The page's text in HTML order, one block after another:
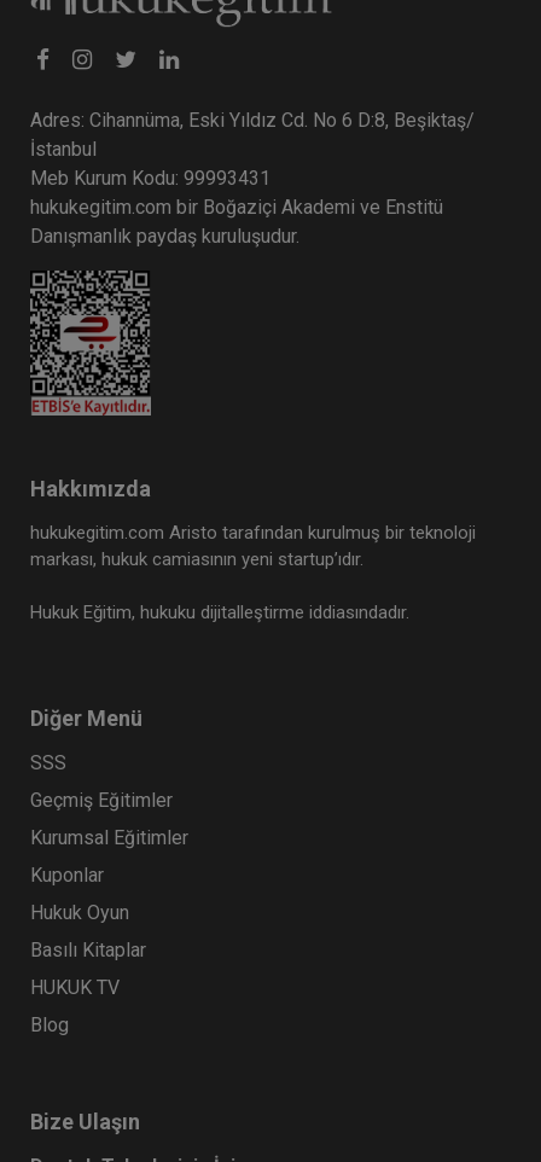
Adres: Cihannüma, Eski Yıldız Cd. No 6 D:8, Beşiktaş/
İstanbul
Meb Kurum Kodu: 99993431
hukukegitim.com bir Boğaziçi Akademi ve Enstitü
Danışmanlık paydaş kuruluşudur.
Hakkımızda
hukukegitim.com Aristo tarafından kurulmuş bir teknoloji
markası, hukuk camiasının yeni startup’ıdır.
Hukuk Eğitim, hukuku dijitalleştirme iddiasındadır.
Diğer Menü
SSS
Geçmiş Eğitimler
Kurumsal Eğitimler
Kuponlar
Hukuk Oyun
Basılı Kitaplar
HUKUK TV
Blog
Bize Ulaşın